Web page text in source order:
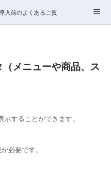
入前のよくあるご質問
メニューや商品、ス
することができます。
必要です。